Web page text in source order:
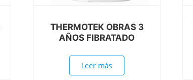
THERMOTEK OBRAS 3
AÑOS FIBRATADO
Leer más